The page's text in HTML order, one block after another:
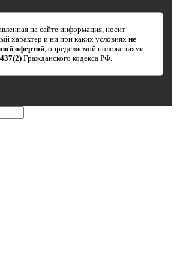
на сайте информация, носит
характер и ни при каких условиях не
офертой, определяемой положениями
Гражданского кодекса РФ.